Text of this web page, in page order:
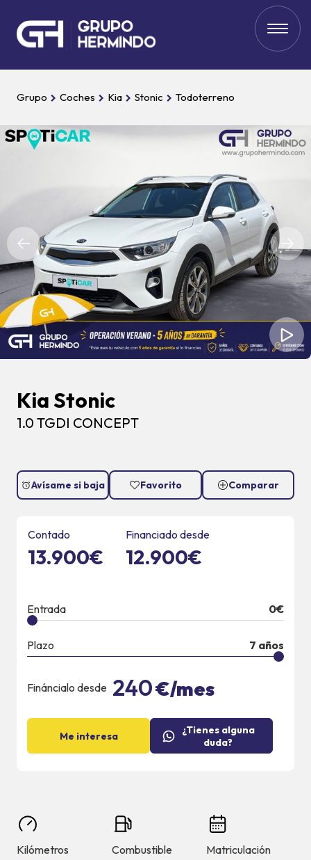
Grupo Coches Kia Stonic Todoterreno
Kia Stonic
1.0 TGDI CONCEPT
Avísame si baja Favorito Comparar
Contado
13.900€
Financiado desde
12.900€
Entrada 0€
Plazo 7 años
Fináncialo desde 240€/mes
Me interesa
¿Tienes alguna
duda?
Kilómetros Combustible Matriculación